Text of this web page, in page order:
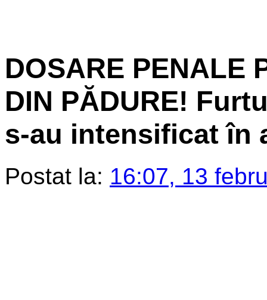
DOSARE PENALE
DIN PĂDURE!
s-au intensificat în
Postat la: 16:07, 13